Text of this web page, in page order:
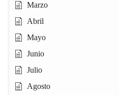
Marzo
Abril
Mayo
Junio
Julio
Agosto